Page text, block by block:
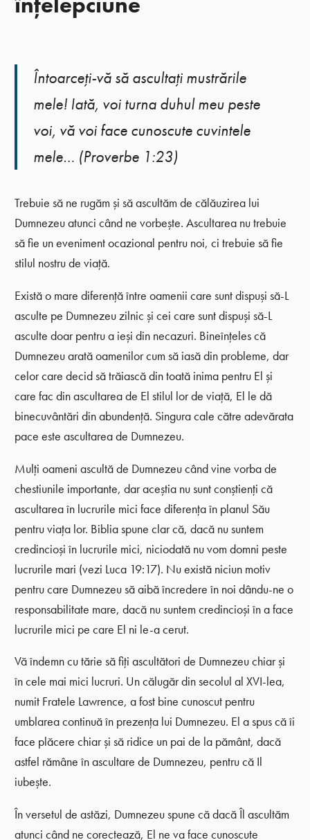
Întoarceţi-vă să ascultaţi mustrările
mele! Iată, voi turna duhul meu peste
voi, vă voi face cunoscute cuvintele
mele… (Proverbe 1:23)
Trebuie să ne rugăm și să ascultăm de călăuzirea lui
Dumnezeu atunci când ne vorbește. Ascultarea nu trebuie
să fie un eveniment ocazional pentru noi, ci trebuie să fie
stilul nostru de viață.
Există o mare diferență între oamenii care sunt dispuși să-L
asculte pe Dumnezeu zilnic și cei care sunt dispuși să-L
asculte doar pentru a ieși din necazuri. Bineînțeles că
Dumnezeu arată oamenilor cum să iasă din probleme, dar
celor care decid să trăiască din toată inima pentru El și
care fac din ascultarea de El stilul lor de viață, El le dă
binecuvântări din abundență. Singura cale către adevărata
pace este ascultarea de Dumnezeu.
Mulți oameni ascultă de Dumnezeu când vine vorba de
chestiunile importante, dar aceștia nu sunt conștienți că
ascultarea în lucrurile mici face diferența în planul Său
pentru viața lor. Biblia spune clar că, dacă nu suntem
credincioși în lucrurile mici, niciodată nu vom domni peste
lucrurile mari (vezi Luca 19:17). Nu există niciun motiv
pentru care Dumnezeu să aibă încredere în noi dându-ne o
responsabilitate mare, dacă nu suntem credincioși în a face
lucrurile mici pe care El ni le-a cerut.
Vă îndemn cu tărie să fiți ascultători de Dumnezeu chiar și
în cele mai mici lucruri. Un călugăr din secolul al XVI-lea,
numit Fratele Lawrence, a fost bine cunoscut pentru
umblarea continuă în prezența lui Dumnezeu. El a spus că îi
face plăcere chiar și să ridice un pai de la pământ, dacă
astfel rămâne în ascultare de Dumnezeu, pentru că Il
iubește.
În versetul de astăzi, Dumnezeu spune că dacă Îl ascultăm
atunci când ne corectează, El ne va face cunoscute